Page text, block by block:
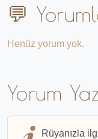
💬
Henüz yorum yok.
Yorum Yaz
Rüyanızla